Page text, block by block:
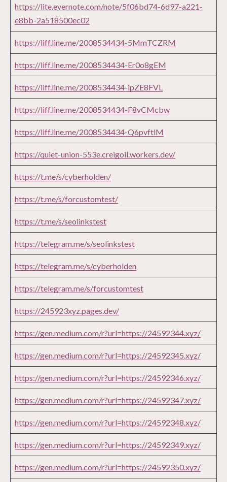
https://lite.evernote.com/note/5f06bd74-6d97-a221-
e8bb-2a518500ec02
https://liff.line.me/2008534434-5MmTCZRM
https://liff.line.me/2008534434-Er0o8gEM
https://liff.line.me/2008534434-ipZE8FVL
https://liff.line.me/2008534434-F8vCMcbw
https://liff.line.me/2008534434-Q6pvftlM
https://quiet-union-553e.creigoil.workers.dev/
https://t.me/s/cyberholden/
https://t.me/s/forcustomtest/
https://t.me/s/seolinkstest
https://telegram.me/s/seolinkstest
https://telegram.me/s/cyberholden
https://telegram.me/s/forcustomtest
https://245923xyz.pages.dev/
https://gen.medium.com/r?url=https://24592344.xyz/
https://gen.medium.com/r?url=https://24592345.xyz/
https://gen.medium.com/r?url=https://24592346.xyz/
https://gen.medium.com/r?url=https://24592347.xyz/
https://gen.medium.com/r?url=https://24592348.xyz/
https://gen.medium.com/r?url=https://24592349.xyz/
https://gen.medium.com/r?url=https://24592350.xyz/